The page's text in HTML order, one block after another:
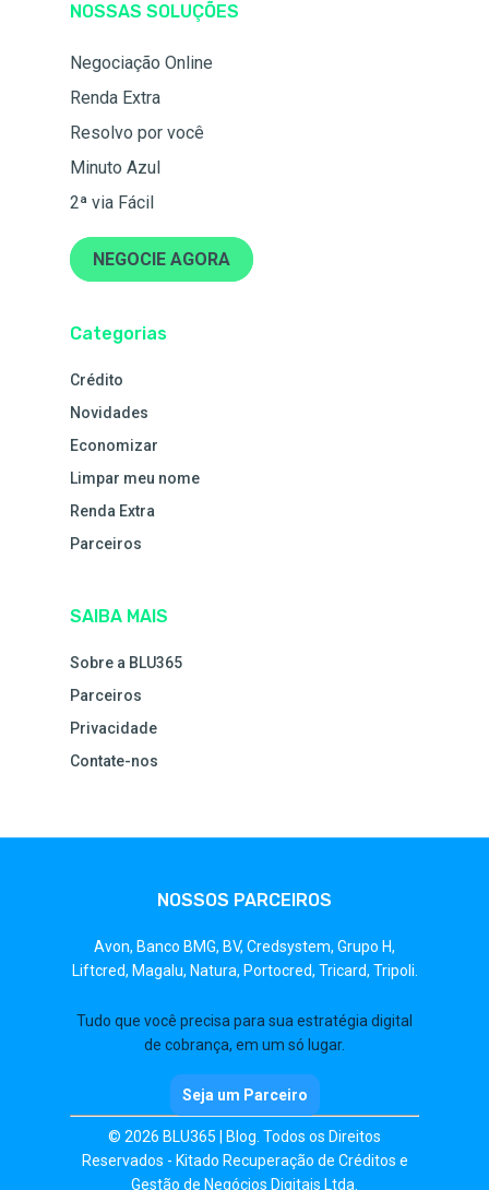
NOSSAS SOLUÇÕES
Negociação Online
Renda Extra
Resolvo por você
Minuto Azul
2ª via Fácil
NEGOCIE AGORA
Categorias
Crédito
Novidades
Economizar
Limpar meu nome
Renda Extra
Parceiros
SAIBA MAIS
Sobre a BLU365
Parceiros
Privacidade
Contate-nos
NOSSOS PARCEIROS
Avon, Banco BMG, BV, Credsystem, Grupo H,
Liftcred, Magalu, Natura, Portocred, Tricard, Tripoli.
Tudo que você precisa para sua estratégia digital
de cobrança, em um só lugar.
Seja um Parceiro
© 2026 BLU365 | Blog. Todos os Direitos
Reservados - Kitado Recuperação de Créditos e
Gestão de Negócios Digitais Ltda.